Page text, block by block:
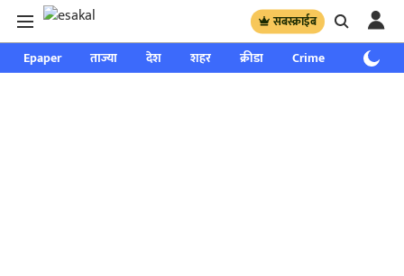
सबस्क्राईब
Epaper ताज्या देश शहर क्रीडा Crime साप्ताहिक